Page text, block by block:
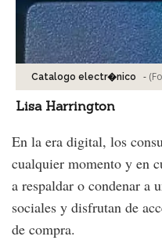
Catalogo electr�nico -
Lisa Harrington
En la era digital, los
cualquier momento y en
a respaldar o condenar a
sociales y disfrutan de
de compra.